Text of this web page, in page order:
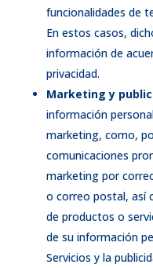
funcionalidades de
En estos casos,
información de
privacidad.
Marketing y
información
marketing, como,
comunicaciones
marketing por
o correo postal, así
de productos o
de su información
Servicios y la